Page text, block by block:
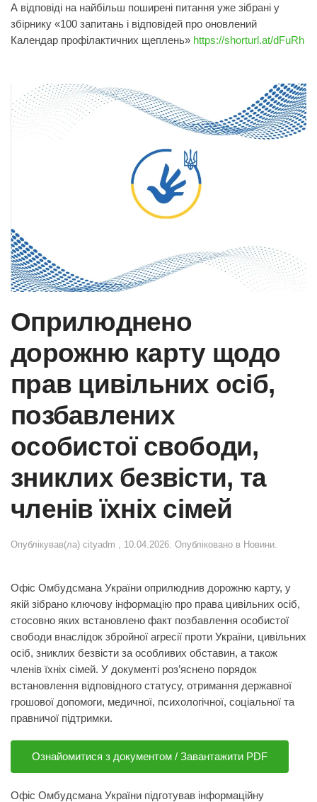
А відповіді на найбільш поширені питання уже зібрані у
збірнику «100 запитань і відповідей про оновлений
Календар профілактичних щеплень» https://shorturl.at/dFuRh
Оприлюднено
дорожню карту щодо
прав цивільних осіб,
позбавлених
особистої свободи,
зниклих безвісти, та
членів їхніх сімей
Опублікував(ла) cityadm , 10.04.2026. Опубліковано в Новини.
Офіс Омбудсмана України оприлюднив дорожню карту, у
якій зібрано ключову інформацію про права цивільних осіб,
стосовно яких встановлено факт позбавлення особистої
свободи внаслідок збройної агресії проти України, цивільних
осіб, зниклих безвісти за особливих обставин, а також
членів їхніх сімей. У документі роз’яснено порядок
встановлення відповідного статусу, отримання державної
грошової допомоги, медичної, психологічної, соціальної та
правничої підтримки.
Ознайомитися з документом / Завантажити PDF
Офіс Омбудсмана України підготував інформаційну